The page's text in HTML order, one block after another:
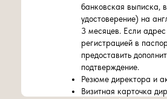
банковская выписка,
удостоверение) на
3 месяцев. Если
регистрацией в
предоставить
подтверждение.
Резюме директора и
Визитная карточка